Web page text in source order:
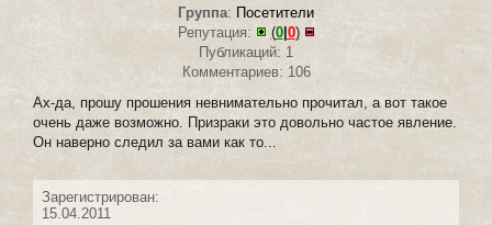
Группа: Посетители
Репутация:
(0| 0)
Публикаций: 1
Комментариев: 106
Ах-да, прошу прошения невнимательно прочитал, а вот такое
очень даже возможно. Призраки это довольно частое явление.
Он наверно следил за вами как то...
Зарегистрирован:
15.04.2011